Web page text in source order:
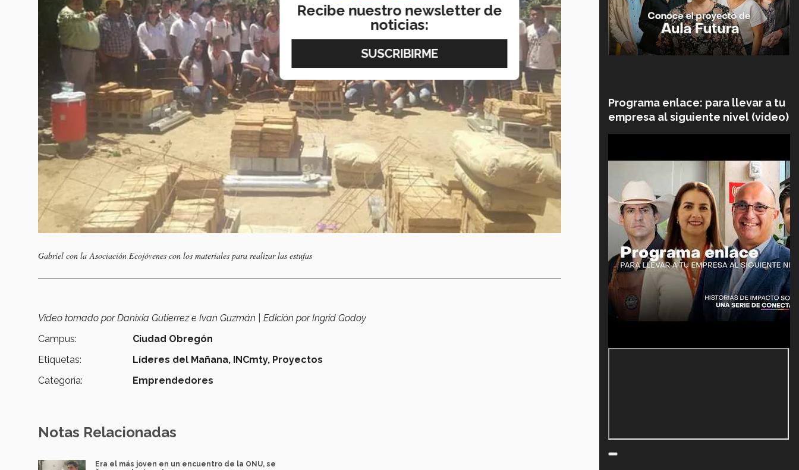
Gabriel con laAsociación Ecojóvenes con los materiales para realizar las estufas
Video tomado por Danixia Gutierrez e Ivan Guzmán | Edición por Ingrid Godoy
Campus:
Ciudad Obregón
Etiquetas:
Líderes del Mañana, INCmty, Proyectos
Categoría:
Emprendedores
Notas Relacionadas
Era el más joven en un encuentro de la ONU, se
Programa enlace: para llevar a tu
empresa al siguiente nivel (video)
Recibe nuestro newsletter de
noticias: